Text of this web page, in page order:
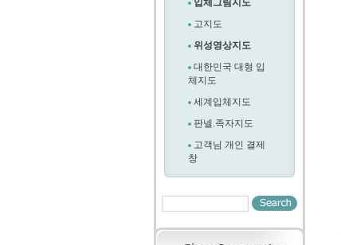
입체그림지도
고지도
위성영상지도
대한민국 대형 입
체지도
세계입체지도
판넬.족자지도
고객님 개인 결제
창